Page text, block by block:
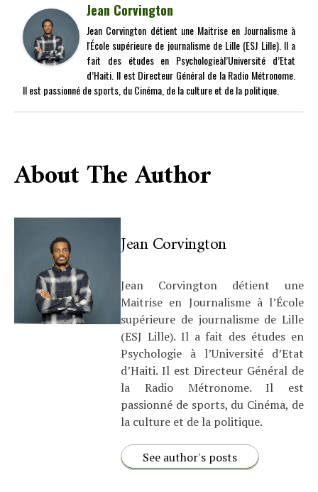
Jean Corvington
Jean Corvington détient une Maitrise en Journalisme à
l'École supérieure de journalisme de Lille (ESJ Lille). Il a
fait des études en Psychologieàl’Université d’Etat
d’Haiti. Il est Directeur Général de la Radio Métronome.
Il est passionné de sports, du Cinéma, de la culture et de la politique.
About The Author
Jean Corvington
Jean Corvington détient une
Maitrise en Journalisme à l’École
supérieure de journalisme de Lille
(ESJ Lille). Il a fait des études en
Psychologie à l’Université d’Etat
d’Haiti. Il est Directeur Général de
la Radio Métronome. Il est
passionné de sports, du Cinéma, de
la culture et de la politique.
See author's posts